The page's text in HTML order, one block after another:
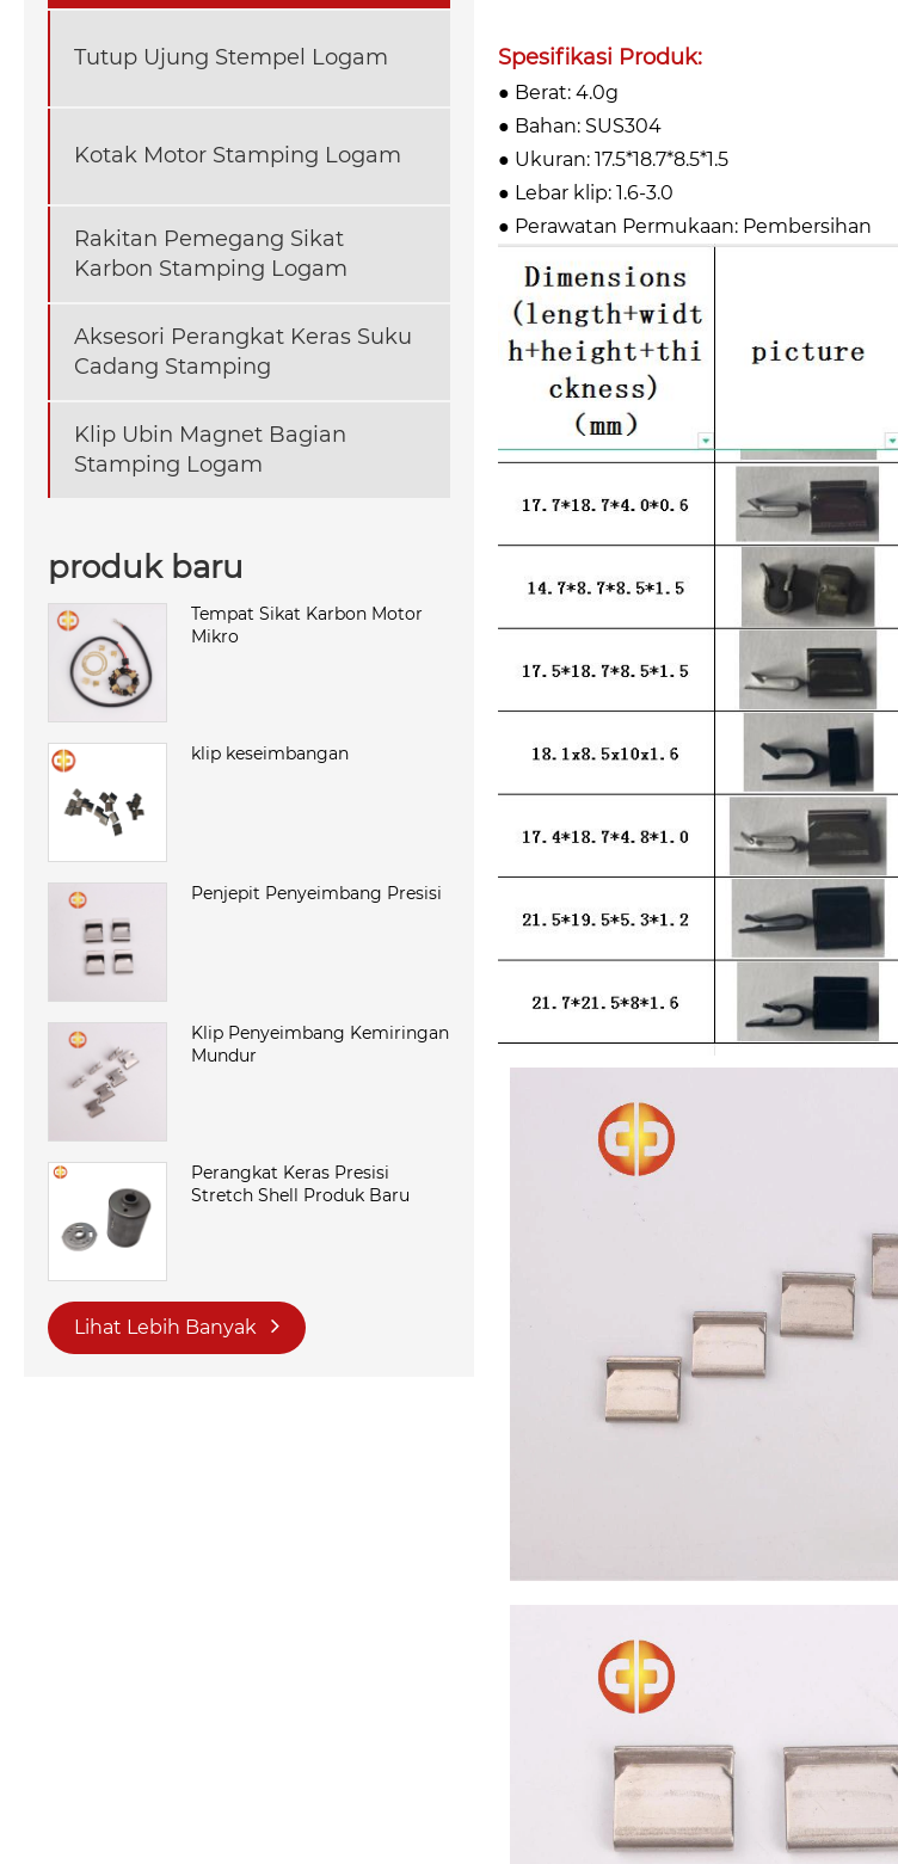
Tutup Ujung Stempel Logam
Kotak Motor Stamping Logam
Rakitan Pemegang Sikat
Karbon Stamping Logam
Aksesori Perangkat Keras Suku
Cadang Stamping
Klip Ubin Magnet Bagian
Stamping Logam
produk baru
Tempat Sikat Karbon Motor
Mikro
klip keseimbangan
Penjepit Penyeimbang Presisi
Klip Penyeimbang Kemiringan
Mundur
Perangkat Keras Presisi
Stretch Shell Produk Baru
Lihat Lebih Banyak
Spesifikasi Produk:
● Berat: 4.0g
● Bahan: SUS304
● Ukuran: 17.5*18.7*8.5*1.5
● Lebar klip: 1.6-3.0
● Perawatan Permukaan: Pembersihan